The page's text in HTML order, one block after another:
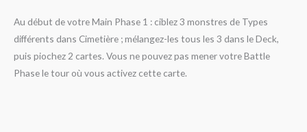
Au début de votre Main Phase 1 : ciblez 3 monstres de Types
différents dans Cimetière ; mélangez-les tous les 3 dans le Deck,
puis piochez 2 cartes. Vous ne pouvez pas mener votre Battle
Phase le tour où vous activez cette carte.